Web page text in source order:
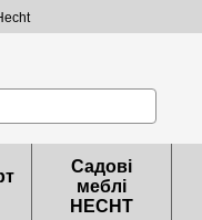
Садові
меблі
HECHT